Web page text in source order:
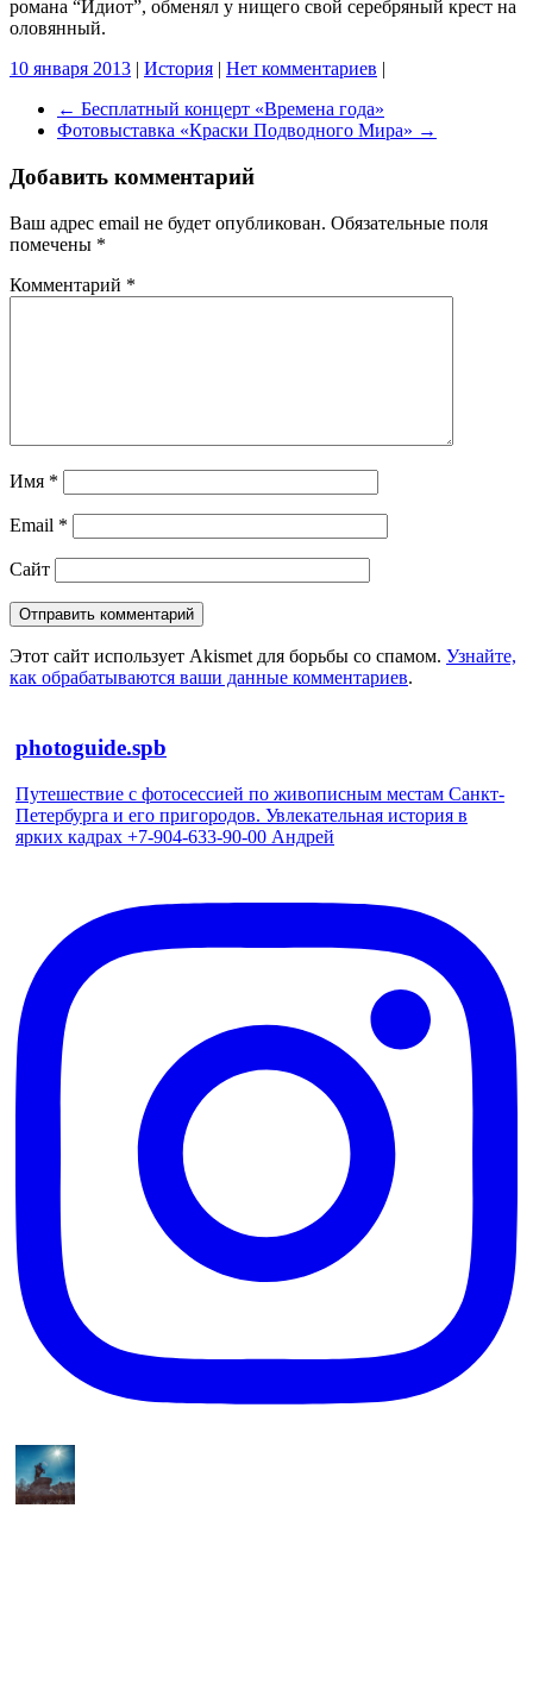
романа “Идиот”, обменял у нищего свой серебряный крест на
оловянный.
10 января 2013 | История | Нет комментариев |
← Бесплатный концерт «Времена года»
Фотовыставка «Краски Подводного Мира» →
Добавить комментарий
Ваш адрес email не будет опубликован. Обязательные поля
помечены *
Комментарий *
Имя *
Email *
Сайт
Этот сайт использует Akismet для борьбы со спамом. Узнайте,
как обрабатываются ваши данные комментариев.
photoguide.spb
Путешествие с фотосессией по живописным местам Санкт-
Петербурга и его пригородов. Увлекательная история в
ярких кадрах +7-904-633-90-00 Андрей